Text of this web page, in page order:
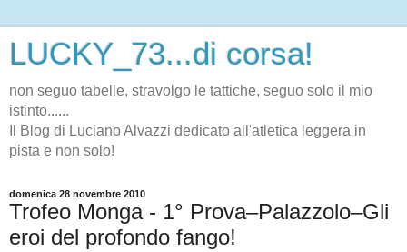
LUCKY_73...di corsa!
non seguo tabelle, stravolgo le tattiche, seguo solo il mio
istinto......
Il Blog di Luciano Alvazzi dedicato all'atletica leggera in
pista e non solo!
domenica 28 novembre 2010
Trofeo Monga - 1° Prova–Palazzolo–Gli
eroi del profondo fango!